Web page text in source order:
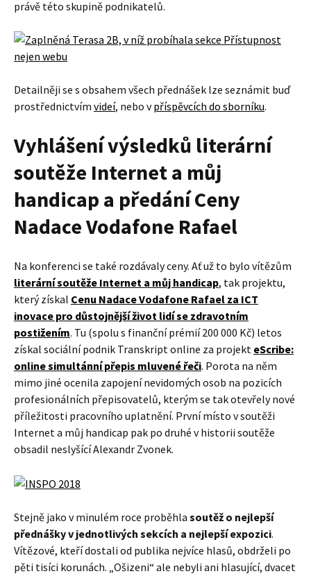
právě této skupině podnikatelů.
Detailněji se s obsahem všech přednášek lze seznámit buď
prostřednictvím videí, nebo vpříspěvcích do sborníku.
Vyhlášení výsledků literární
soutěže Internet a můj
handicap a předání Ceny
Nadace Vodafone Rafael
Na konferenci se také rozdávaly ceny. Ať už to bylo vítězům
literární soutěže Internet a můj handicap, tak projektu,
který získal Cenu Nadace Vodafone Rafael za ICT
inovace pro důstojnější život lidí se zdravotním
postižením. Tu (spolu s finanční prémií 200 000 Kč) letos
získal sociální podnik Transkript online za projekt eScribe:
online simultánní přepis mluvené řeči. Porota na něm
mimo jiné ocenila zapojení nevidomých osob na pozicích
profesionálních přepisovatelů, kterým se tak otevřely nové
příležitosti pracovního uplatnění. První místo v soutěži
Internet a můj handicap pak po druhé v historii soutěže
obsadil neslyšící Alexandr Zvonek.
Stejně jako v minulém roce proběhla soutěž o nejlepší
přednášky v jednotlivých sekcích a nejlepší expozici.
Vítězové, kteří dostali od publika nejvíce hlasů, obdrželi po
pěti tisíci korunách. „Ošizeni“ ale nebyli ani hlasující, dvacet